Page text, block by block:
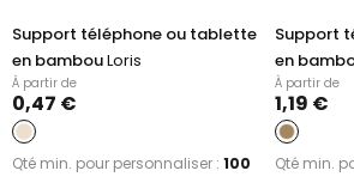
Support téléphone ou tablette
en bambouLoris
À partir de
0,47 €
Qté min. pour personnaliser : 100
Support
en
À partir de
1,19 €
Qté min.